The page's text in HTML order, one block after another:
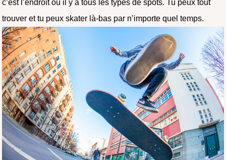
c’est l’endroit où il y a tous les types de spots. Tu peux tout
trouver et tu peux skater là-bas par n’importe quel temps.